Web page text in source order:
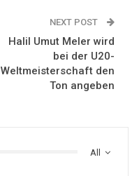
NEXT POST
Halil Umut Meler wird
bei der U20-
Weltmeisterschaft den
Ton angeben
All